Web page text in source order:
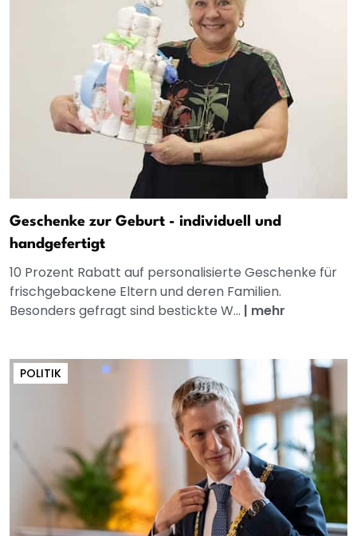
Geschenke zur Geburt - individuell und
handgefertigt
10 Prozent Rabatt auf personalisierte Geschenke für
frischgebackene Eltern und deren Familien.
Besonders gefragt sind bestickte W... | mehr
POLITIK